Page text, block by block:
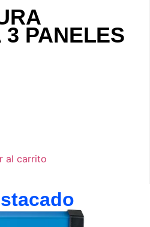
PANELES
al carrito